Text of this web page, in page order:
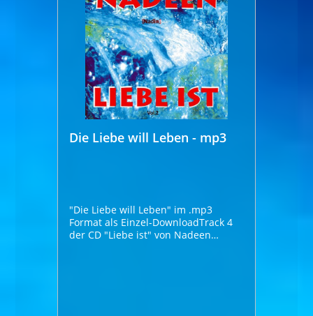
Die Liebe will Leben - mp3
"Die Liebe will Leben" im .mp3
Format als Einzel-DownloadTrack 4
der CD "Liebe ist" von Nadeen